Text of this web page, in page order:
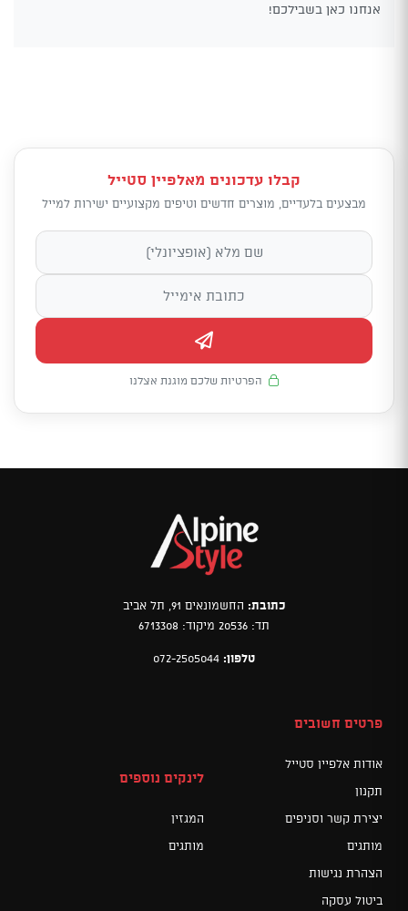
אנחנו כאן בשבילכם!
קבלו עדכונים מאלפיין סטייל
מבצעים בלעדיים, מוצרים חדשים וטיפים מקצועיים ישירות למייל
הפרטיות שלכם מוגנת אצלנו
כתובת: החשמונאים 91, תל אביב
תד: 20536 מיקוד: 6713308
טלפון: 072-2505044
פרטים חשובים
אודות אלפיין סטייל
תקנון
יצירת קשר וסניפים
מותגים
הצהרת נגישות
ביטול עסקה
לינקים נוספים
המגזין
מותגים